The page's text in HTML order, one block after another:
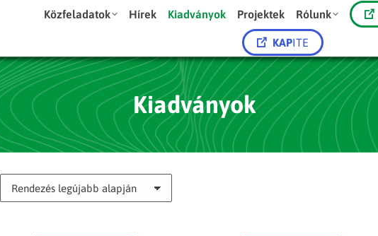
Közfeladatok Hírek Kiadványok Projektek Rólunk
KAPITE
Kiadványok